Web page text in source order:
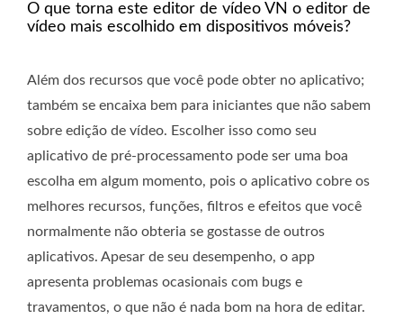
O que torna este editor de vídeo VN o editor de
vídeo mais escolhido em dispositivos móveis?
Além dos recursos que você pode obter no aplicativo;
também se encaixa bem para iniciantes que não sabem
sobre edição de vídeo. Escolher isso como seu
aplicativo de pré-processamento pode ser uma boa
escolha em algum momento, pois o aplicativo cobre os
melhores recursos, funções, filtros e efeitos que você
normalmente não obteria se gostasse de outros
aplicativos. Apesar de seu desempenho, o app
apresenta problemas ocasionais com bugs e
travamentos, o que não é nada bom na hora de editar.